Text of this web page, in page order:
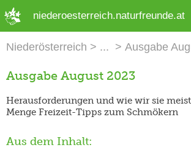
niederoesterreich.naturfreunde.at
Niederösterreich Ausgabe
Ausgabe August 2023
Herausforderungen und wie wir sie
Menge Freizeit-Tipps zum Schmökern
Aus dem Inhalt: